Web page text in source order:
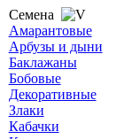
Семена
Амарантовые
Арбузы и дыни
Баклажаны
Бобовые
Декоративные
Злаки
Кабачки